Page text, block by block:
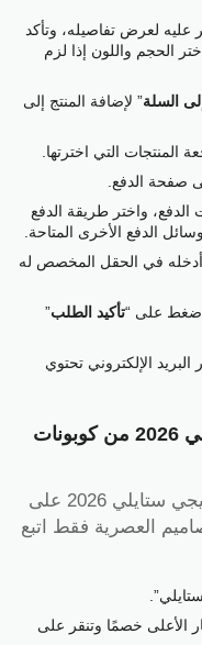
عليه لعرض تفاصيله، وتأكد
الحجم واللون إذا لزم
السلة” لإضافة المنتج إلى
المنتجات التي اخترتها.
صفحة الدفع.
واختر طريقة الدفع
الدفع الأخرى المتاحة.
في الحقل المخصص له
على “تأكيد الطلب”
الإلكتروني تحتوي
طريقة استخدام كوبون خصم ستايلي 2026 من كوبونات
حقق أكبر قيمة إدخار مع الرمز الترويجي ستايلي 2026 على
العصرية فقط اتبع
الأعلى خصمًا وتنقر على